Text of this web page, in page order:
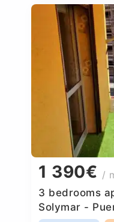
1 390€ /
3 bedrooms
Solymar -